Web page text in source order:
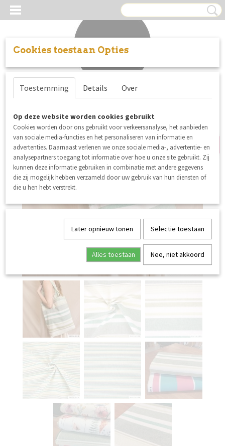
Inloggen Registreren
summer sale
Cookies toestaan Opties
Toestemming Details Over
Op deze website worden cookies gebruikt
Cookies worden door ons gebruikt voor verkeersanalyse, het aanbieden
van sociale media-functies en het personaliseren van informatie en
advertenties. Daarnaast verlenen we onze sociale media-, advertentie- en
analysepartners toegang tot informatie over hoe u onze site gebruikt. Zij
kunnen deze informatie gebruiken in combinatie met andere gegevens
die zij mogelijk hebben verzameld door uw gebruik van hun diensten of
die u hen hebt verstrekt.
Later opnieuw tonen Selectie toestaan
Alles toestaan Nee, niet akkoord